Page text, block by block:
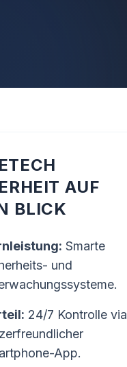
AUF
BLICK
Smarte
und
24/7 Kontrolle via
App.